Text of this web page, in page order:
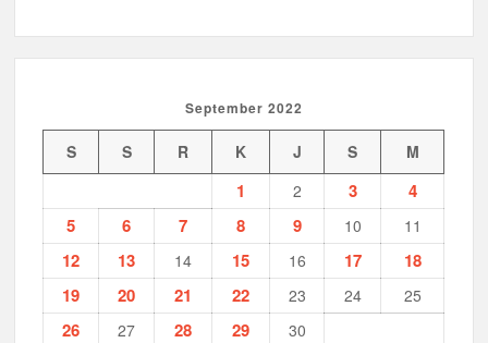
September 2022
S S R K J S M
1 2 3
4
5
6 7 8 9 10 11
12 13 14 15 16 17
18
19
20 21 22 23 24 25
26 27 28 29 30